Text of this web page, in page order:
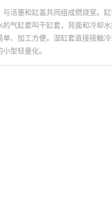
活塞和缸盖共同组成燃烧室。
气缸套叫干缸套，背面和冷却
、加工方便。湿缸套直接接触冷
型轻量化。